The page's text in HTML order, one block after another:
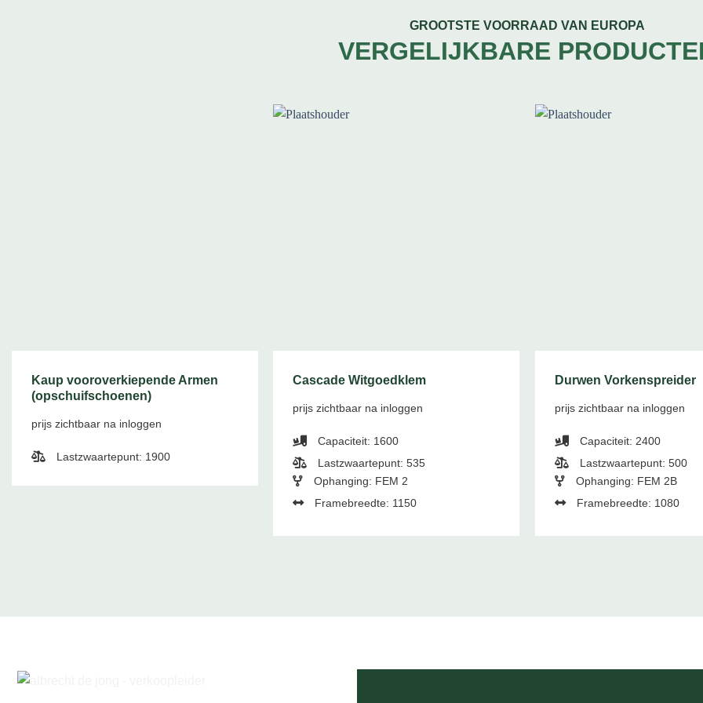
GROOTSTE VOORRAAD VAN EUROPA
VERGELIJKBARE
Kaup vooroverkiepende Armen
(opschuifschoenen)
prijs zichtbaar na inloggen
Lastzwaartepunt: 1900
Cascade Witgoedklem
prijs zichtbaar na inloggen
Capaciteit: 1600
Lastzwaartepunt: 535
Ophanging: FEM 2
Framebreedte: 1150
Durwen Vorkenspreider
prijs zichtbaar na inloggen
Capaciteit: 2400
Lastzwaartepunt: 500
Ophanging: FEM 2B
Framebreedte: 1080